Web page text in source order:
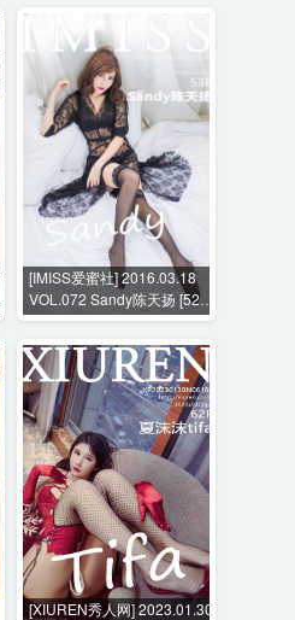
[IMISS爱蜜社] 2016.03.18
VOL.072 Sandy陈天扬 [52P-
160MB]
[XIUREN秀人网] 2023.01.30